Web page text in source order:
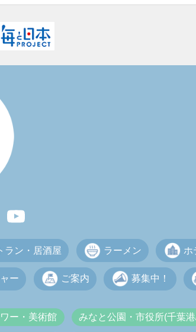
ラン・居酒屋 ラーメン ホ
ー ご案内 募集中！
ー・美術館 みなと公園・市役所(千葉